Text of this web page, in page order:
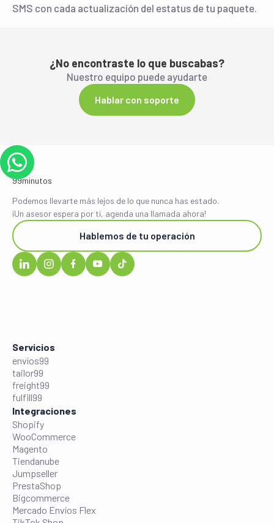
SMS con cada actualización del estatus de tu paquete.
¿No encontraste lo que buscabas?
Nuestro equipo puede ayudarte
Hablar con soporte
Podemos llevarte más lejos de lo que nunca has estado.
¡Un asesor espera por ti, agenda una llamada ahora!
Hablemos de tu operación
Servicios
envíos99
tailor99
freight99
fulfill99
Integraciones
Shopify
WooCommerce
Magento
Tiendanube
Jumpseller
PrestaShop
Bigcommerce
Mercado Envíos Flex